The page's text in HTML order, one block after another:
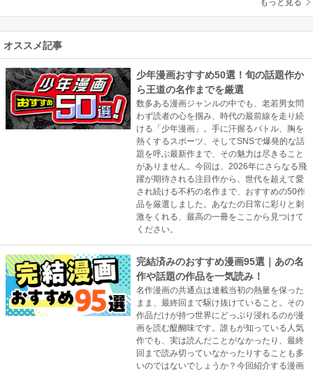
オススメ記事
少年漫画おすすめ50選！旬の話題作か
ら王道の名作までを厳選
数多ある漫画ジャンルの中でも、老若男女問
わず読者の心を掴み、時代の最前線を走り続
ける「少年漫画」。手に汗握るバトル、胸を
熱くするスポーツ、そしてSNSで爆発的な話
題を呼ぶ最新作まで、その魅力は尽きること
がありません。今回は、2026年にさらなる飛
躍が期待される注目作から、世代を超えて愛
され続ける不朽の名作まで、おすすめの50作
品を厳選しました。あなたの日常に彩りと刺
激をくれる、最高の一冊をここから見つけて
ください。
完結済みのおすすめ漫画95選｜あの名
作や話題の作品を一気読み！
名作漫画の共通点は連載当初の熱量を保った
まま、最終回まで駆け抜けていること。その
作品だけが持つ世界にどっぷり浸れるのが漫
画を読む醍醐味です。誰もが知っている人気
作でも、実は読んだことがなかったり、最終
回まで読み切っていなかったりすることも多
いのではないでしょうか？今回紹介する漫画